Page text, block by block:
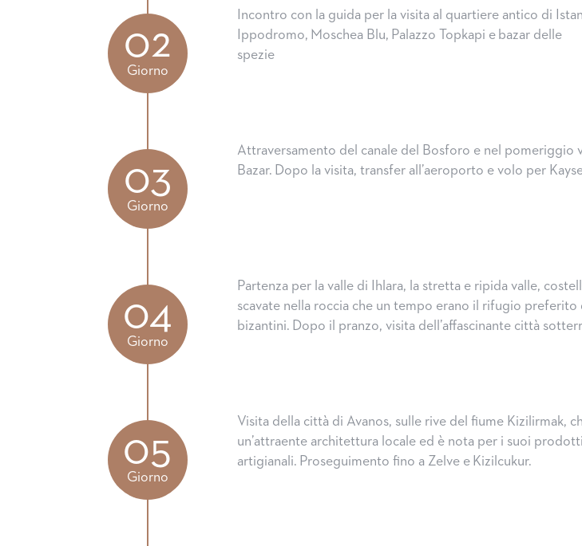
02
Giorno
Incontro con la guida per la visita al quartiere antico di
Ippodromo, Moschea Blu, Palazzo Topkapi e bazar delle
spezie
03
Giorno
Attraversamento del canale del Bosforo e nel pomeriggio
Bazar. Dopo la visita, transfer all’aeroporto e volo per
04
Giorno
Partenza per la valle di Ihlara, la stretta e ripida valle,
scavate nella roccia che un tempo erano il rifugio preferito
bizantini. Dopo il pranzo, visita dell’affascinante città
05
Giorno
Visita della città di Avanos, sulle rive del fiume Kizilirmak,
un’attraente architettura locale ed è nota per i suoi prodotti
artigianali. Proseguimento fino a Zelve e Kizilcukur.